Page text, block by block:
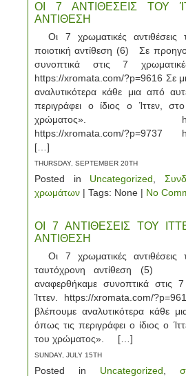
ΟΙ 7 ΑΝΤΙΘΕΣΕΙΣ ΤΟΥ
ΑΝΤΙΘΕΣΗ
Οι 7 χρωματικές αντιθέσεις
ποιοτική αντίθεση (6) Σε
συνοπτικά στις 7
https://xromata.com/?p=9616 Σε
αναλυτικότερα κάθε μια από
περιγράφει ο ίδιος ο Ίττεν,
χρώματος». https://
https://xromata.com/?p=9737
[…]
THURSDAY, SEPTEMBER 20TH
Posted in Uncategorized
χρωμάτων | Tags: None | No
ΟΙ 7 ΑΝΤΙΘΕΣΕΙΣ ΤΟΥ
ΑΝΤΙΘΕΣΗ
Οι 7 χρωματικές αντιθέσεις
ταυτόχρονη αντίθεση (5)
αναφερθήκαμε συνοπτικά στις 7
Ίττεν. https://xromata.com/
βλέπουμε αναλυτικότερα κάθε
όπως τις περιγράφει ο ίδιος ο
του χρώματος». […]
SUNDAY, JULY 15TH
Posted in Uncategorized